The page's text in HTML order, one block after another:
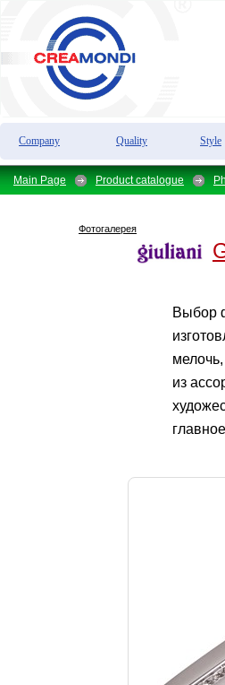
Company Quality Style
Main Page Product catalogue
Фотогалерея
Выбор
из